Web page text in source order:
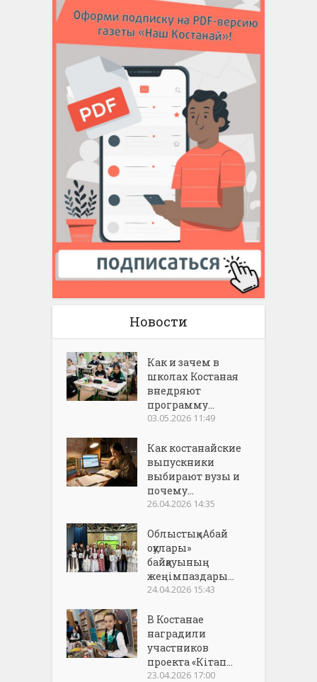
Новости
Как и зачем в
школах Костаная
внедряют
программу...
03.05.2026 11:49
Как костанайские
выпускники
выбирают вузы и
почему...
26.04.2026 14:35
Облыстық «Абай
оқулары»
байқауының
жеңімпаздары...
24.04.2026 15:43
В Костанае
наградили
участников
проекта «Кітап...
23.04.2026 17:00